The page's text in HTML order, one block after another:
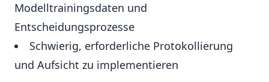
Modelltrainingsdaten und
Entscheidungsprozesse
Schwierig, erforderliche Protokollierung
und Aufsicht zu implementieren